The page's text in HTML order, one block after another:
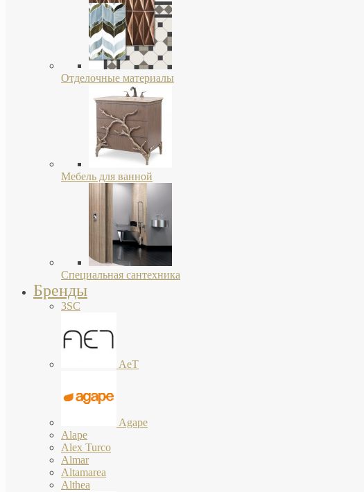
Отделочные материалы
Мебель для ванной
Специальная сантехника
Бренды
3SC
AeT
Agape
Alape
Alex Turco
Almar
Altamarea
Althea